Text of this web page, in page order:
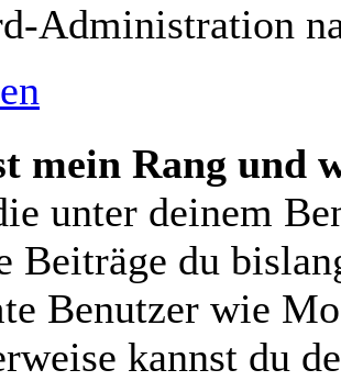
Administration
mein Rang und
unter deinem
Beiträge du
Benutzer wie
kannst du